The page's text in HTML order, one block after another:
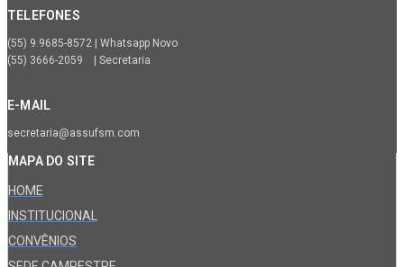
TELEFONES
(55) 9.9685-8572 | Whatsapp Novo
(55) 3666-2059 | Secretaria
E-MAIL
secretaria@assufsm.com
MAPA DO SITE
HOME
INSTITUCIONAL
CONVÊNIOS